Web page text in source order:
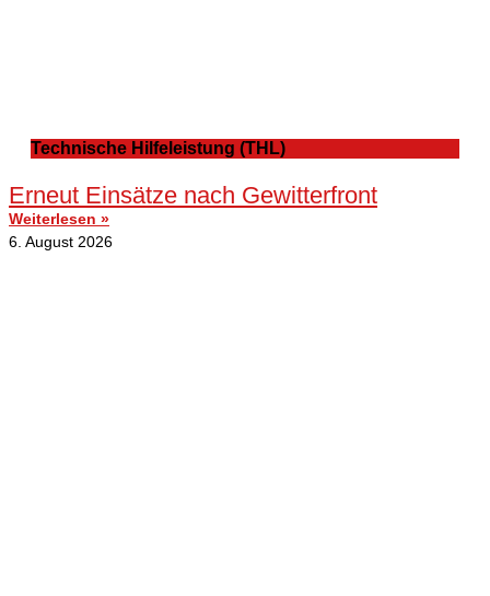
Technische Hilfeleistung (THL)
Erneut Einsätze nach Gewitterfront
Weiterlesen »
6. August 2026